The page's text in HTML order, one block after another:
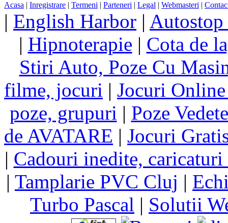
Acasa | Inregistrare | Termeni | Parteneri | Legal | Webmasteri |
| English Harbor |
| Hipnoterapie | Cota de
Stiri Auto, Poze Cu
filme, jocuri | Jocuri
poze, grupuri | Poze
de AVATARE | Jocuri
| Cadouri inedite,
| Tamplarie PVC Cluj |
Turbo Pascal | Solutii